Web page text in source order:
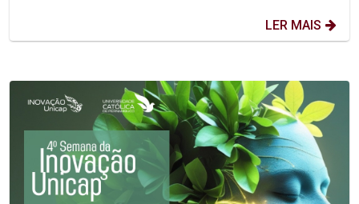
LER MAIS